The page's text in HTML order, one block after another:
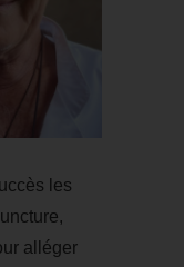
les
alléger